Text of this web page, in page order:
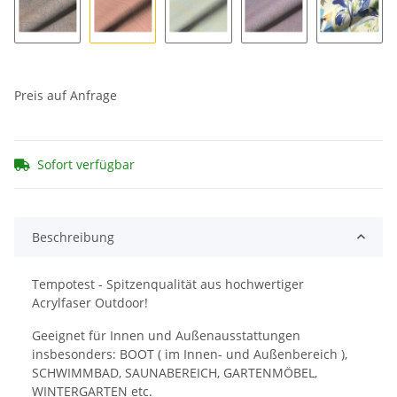
Preis auf Anfrage
Sofort verfügbar
Beschreibung
Tempotest - Spitzenqualität aus hochwertiger
Acrylfaser Outdoor!
Geeignet für Innen und Außenausstattungen
insbesonders: BOOT ( im Innen- und Außenbereich ),
SCHWIMMBAD, SAUNABEREICH, GARTENMÖBEL,
WINTERGARTEN etc.